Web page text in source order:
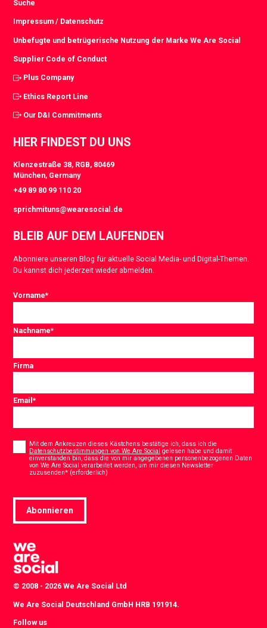
Suche
Impressum / Datenschutz
Unbefugte und betrügerische Nutzung der Marke We Are Social
Supplier Code of Conduct
Plus Company
Ethics Report Line
Our D&I Commitments
HIER FINDEST DU UNS
Klenzestraße 38, RGB, 80469
München, Germany
+49 89 80 99 110 20
sprichmituns@wearesocial.de
BLEIB AUF DEM LAUFENDEN
Abonniere unseren Blog für aktuelle Social Media- und Digital-Themen.
Du kannst dich jederzeit wieder abmelden.
Vorname*
Nachname*
Firma
Email*
Consent
Mit dem Ankreuzen dieses Kästchens bestätige ich, dass ich die
Datenschutzbestimmungen von We Are Social gelesen habe und damit
einverstanden bin, dass die von mir angegebenen personenbezogenen Daten
von We Are Social verarbeitet werden, um mir diesen Newsletter
zuzusenden* (erforderlich)
Abonnieren
© 2008 - 2026 We Are Social Ltd
We Are Social Deutschland GmbH HRB 191914.
Follow us